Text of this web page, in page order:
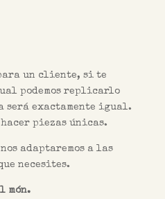
un cliente, si te
podemos replicarlo
será exactamente igual.
piezas únicas.
adaptaremos a las
necesites.
món.